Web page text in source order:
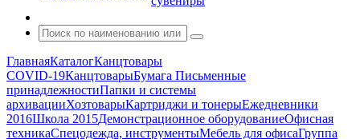
ГлавнаяКаталогКанцтовары
COVID-19КанцтоварыБумага Письменные
принадлежностиПапки и системы
архивацииХозтоварыКартриджи и тонерыЕжедневники
2016Школа 2015Демонстрационное оборудованиеОфисная
техникаСпецодежда, инструментыМебель для офисаГруппа